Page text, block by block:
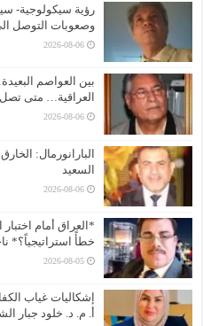
رؤية سيكولوجية-
وصعوبات التوصل
2026-08-06
بين العواصم
العراقية… متى
2026-08-06
البارانورمال:
السعيد
2026-08-06
*العراق أمام
خطأً استراتيجياً؟*
2026-08-05
إشكاليات غياب
أ. م. د. خلود جبار